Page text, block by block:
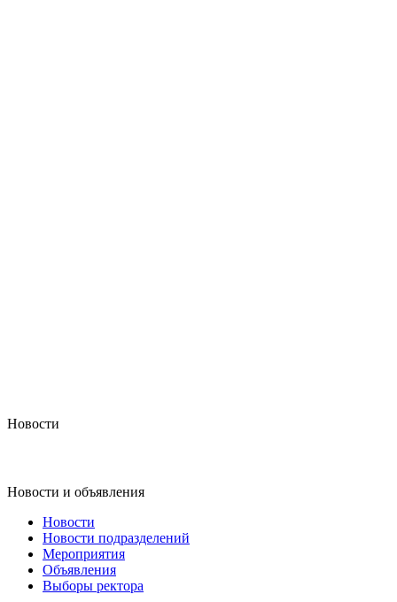
Новости
Новости и объявления
Новости
Новости подразделений
Мероприятия
Объявления
Выборы ректора